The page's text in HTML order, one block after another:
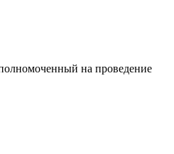
на проведение